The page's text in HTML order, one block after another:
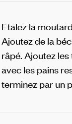
Etalez la
Ajoutez de la
râpé. Ajoutez les
avec les pains
terminez par un